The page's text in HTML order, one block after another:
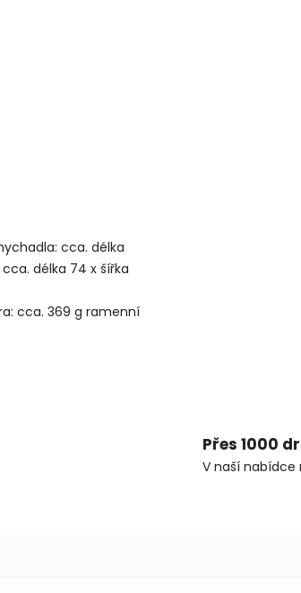
Přes 1000
V naší nabídce
cca. délka
délka 74 x šířka
cca. 369 g ramenní